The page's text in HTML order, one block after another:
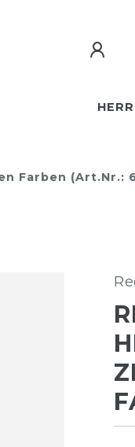
Farben (Art.Nr.: